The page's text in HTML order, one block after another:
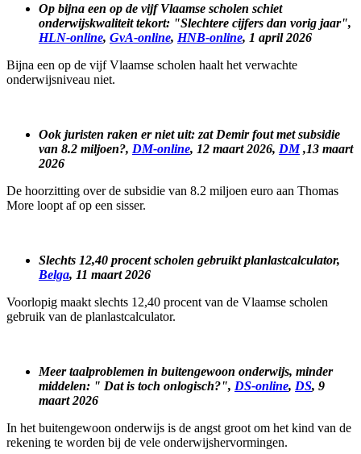
Op bijna een op de vijf Vlaamse scholen schiet
onderwijskwaliteit tekort: "Slechtere cijfers dan vorig jaar",
HLN-online, GvA-online, HNB-online, 1 april 2026
Bijna een op de vijf Vlaamse scholen haalt het verwachte
onderwijsniveau niet.
Ook juristen raken er niet uit: zat Demir fout met subsidie
van 8.2 miljoen?, DM-online, 12 maart 2026, DM,13 maart
2026
De hoorzitting over de subsidie van 8.2 miljoen euro aan Thomas
More loopt af op een sisser.
Slechts 12,40 procent scholen gebruikt planlastcalculator,
Belga, 11 maart 2026
Voorlopig maakt slechts 12,40 procent van de Vlaamse scholen
gebruik van de planlastcalculator.
Meer taalproblemen in buitengewoon onderwijs, minder
middelen: " Dat is toch onlogisch?", DS-online, DS, 9
maart 2026
In het buitengewoon onderwijs is de angst groot om het kind van de
rekening te worden bij de vele onderwijshervormingen.